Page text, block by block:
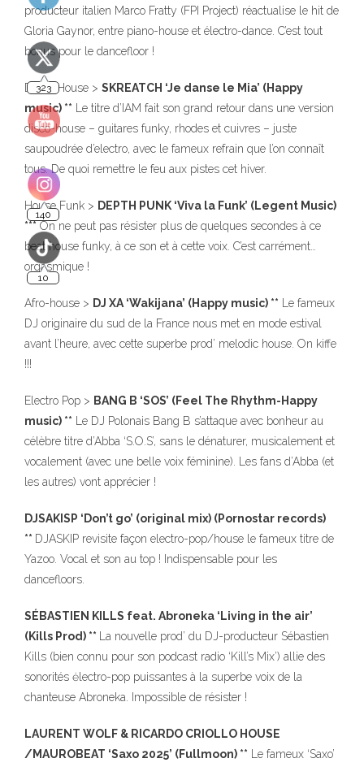
producteur italien Marco Fratty (FPI Project) réactualise le hit de
Gloria Gaynor, entre piano-house et électro-dance. C’est tout
bonus pour le dancefloor !
Disco-House > SKREATCH ‘Je danse le Mia’ (Happy
music) ** Le titre d’IAM fait son grand retour dans une version
disco-house – guitares funky, rhodes et cuivres – juste
saupoudrée d’electro, avec le fameux refrain que l’on connaît
tous. De quoi remettre le feu aux pistes cet hiver.
House Funk > DEPTH PUNK ‘Viva la Funk’ (Legent Music)
*** On ne peut pas résister plus de quelques secondes à ce
beat house funky, à ce son et à cette voix. C’est carrément…
orgasmique !
Afro-house > DJ XA ‘Wakijana’ (Happy music) ** Le fameux
DJ originaire du sud de la France nous met en mode estival
avant l’heure, avec cette superbe prod’ melodic house. On kiffe
!!!
Electro Pop > BANG B ‘SOS’ (Feel The Rhythm-Happy
music) ** Le DJ Polonais Bang B s’attaque avec bonheur au
célèbre titre d’Abba ‘S.O.S’, sans le dénaturer, musicalement et
vocalement (avec une belle voix féminine). Les fans d’Abba (et
les autres) vont apprécier !
DJSAKISP ‘Don’t go’ (original mix) (Pornostar records)
** DJASKIP revisite façon electro-pop/house le fameux titre de
Yazoo. Vocal et son au top ! Indispensable pour les
dancefloors.
SÉBASTIEN KILLS feat. Abroneka ‘Living in the air’
(Kills Prod) **
La nouvelle prod’ du DJ-producteur Sébastien
Kills (bien connu pour son podcast radio ‘Kill’s Mix’) allie des
sonorités ėlectro-pop puissantes à la superbe voix de la
chanteuse Abroneka. Impossible de résister !
LAURENT WOLF & RICARDO CRIOLLO HOUSE
/MAUROBEAT ‘Saxo 2025’ (Fullmoon) ** Le fameux ‘Saxo’
10